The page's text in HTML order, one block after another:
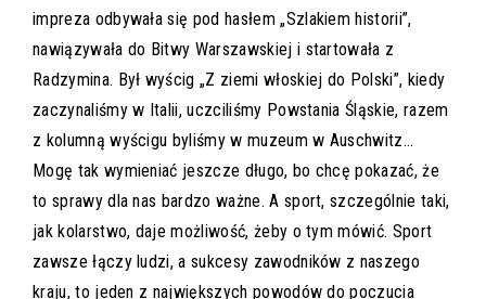
impreza odbywała się pod hasłem „Szlakiem historii”,
nawiązywała do Bitwy Warszawskiej i startowała z
Radzymina. Był wyścig „Z ziemi włoskiej do Polski”, kiedy
zaczynaliśmy w Italii, uczciliśmy Powstania Śląskie, razem
z kolumną wyścigu byliśmy w muzeum w Auschwitz…
Mogę tak wymieniać jeszcze długo, bo chcę pokazać, że
to sprawy dla nas bardzo ważne. A sport, szczególnie taki,
jak kolarstwo, daje możliwość, żeby o tym mówić. Sport
zawsze łączy ludzi, a sukcesy zawodników z naszego
kraju, to jeden z największych powodów do poczucia